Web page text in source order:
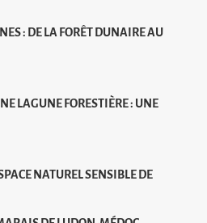
: DE LA FORÊT DUNAIRE AU
LAGUNE FORESTIÈRE : UNE
NATUREL SENSIBLE DE